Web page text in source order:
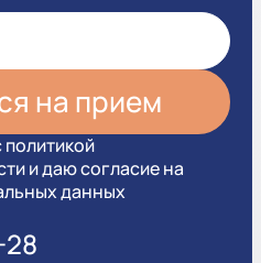
и даю согласие на
данных